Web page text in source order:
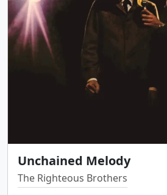
Unchained Melody
The Righteous Brothers